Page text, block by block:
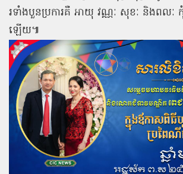
រទាំងបួនប្រការគឺ អាយុ វណ្ណៈ សុខៈ និងពលៈ
ឡើយ៕